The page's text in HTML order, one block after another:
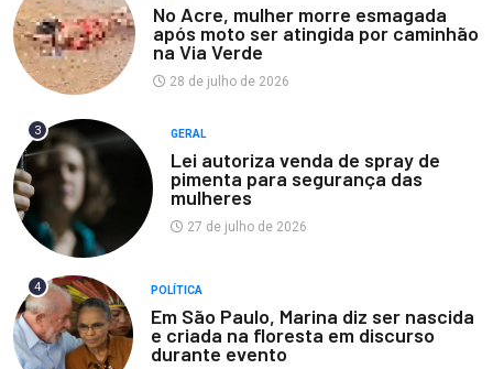
No Acre, mulher morre esmagada
após moto ser atingida por caminhão
na Via Verde
28 de julho de 2026
3 GERAL
Lei autoriza venda de spray de
pimenta para segurança das
mulheres
27 de julho de 2026
4 POLÍTICA
Em São Paulo, Marina diz ser nascida
e criada na floresta em discurso
durante evento